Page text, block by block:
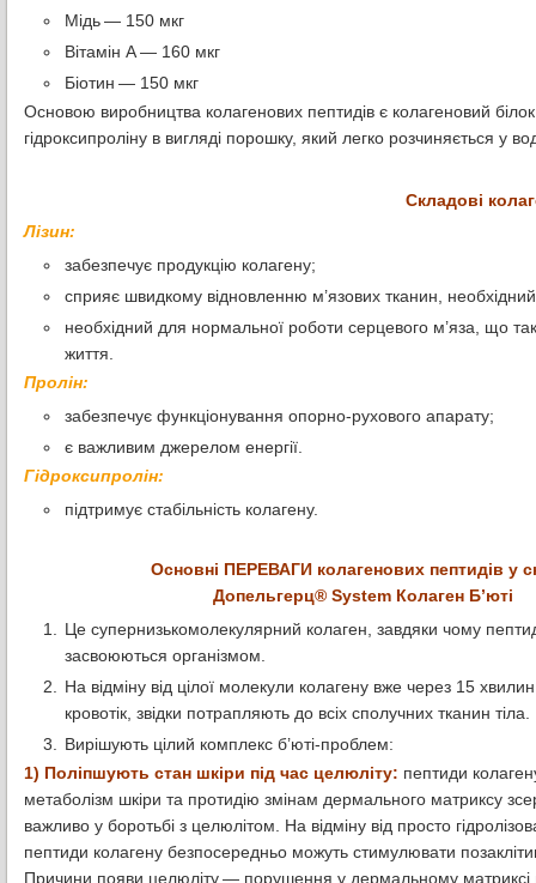
Мідь — 150 мкг
Вітамін А — 160 мкг
Біотин — 150 мкг
Основою виробництва колагенових пептидів є колагеновий
гідроксипроліну в вигляді порошку, який легко розчиняється у
Складові
Лізин:
забезпечує продукцію колагену;
сприяє швидкому відновленню м’язових тканин,
необхідний для нормальної роботи серцевого м’яза, що
життя.
Пролін:
забезпечує функціонування опорно-рухового апарату;
є важливим джерелом енергії.
Гідроксипролін:
підтримує стабільність колагену.
Основні ПЕРЕВАГИ колагенових пептидів у
Допельгерц® System Колаген Б’юті
Це супернизькомолекулярний колаген, завдяки чому
засвоюються організмом.
На відміну від цілої молекули колагену вже через 15
кровотік, звідки потрапляють до всіх сполучних тканин тіла.
Вирішують цілий комплекс б’юті-проблем:
1) Поліпшують стан шкіри під час целюліту: пептиди
метаболізм шкіри та протидію змінам дермального матриксу
важливо у боротьбі з целюлітом. На відміну від просто
пептиди колагену безпосередньо можуть стимулювати
Причини появи целюліту — порушення у дермальному матриксі